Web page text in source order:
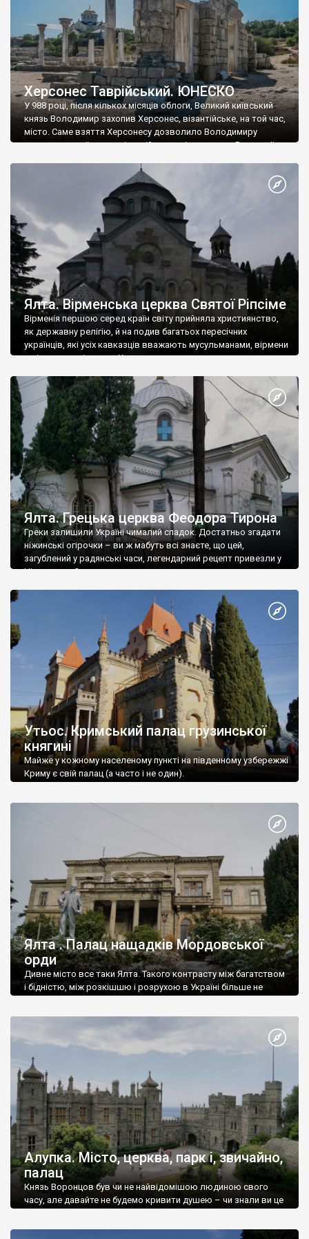
Херсонес Таврійський. ЮНЕСКО
У 988 році, після кількох місяців облоги, Великий київський
князь Володимир захопив Херсонес, візантійське, на той час,
місто. Саме взяття Херсонесу дозволило Володимиру
диктувати свої умови візантійському імператору Василю ІІ, та
Херсонесі Володимир-язичник, став Василем-християнином.
А потім було Хрещення Русі. На честь Херсонесу Таврійського
Ялта. Вірменська церква Святої Ріпсіме
Вірменія першою серед країн світу прийняла християнство,
як державну релігію, й на подив багатьох пересічних
українців, які усіх кавказців вважають мусульманами, вірмени
є відданими вірянами Христа
Ялта. Грецька церква Феодора Тирона
Греки залишили Україні чималий спадок. Достатньо згадати
ніжинські огірочки – ви ж мабуть всі знаєте, що цей,
загублений у радянські часи, легендарний рецепт привезли у
Ніжин греки?
Утьос. Кримський палац грузинської
княгині
Майже у кожному населеному пункті на південному узбережжі
Криму є свій палац (а часто і не один).
Ялта . Палац нащадків Мордовської
орди
Дивне місто все таки Ялта. Такого контрасту між багатством
і бідністю, між розкішшю і розрухою в Україні більше не
Алупка. Місто, церква, парк і, звичайно,
палац
Князь Воронцов був чи не найвідомішою людиною свого
часу, але давайте не будемо кривити душею – чи знали ви це